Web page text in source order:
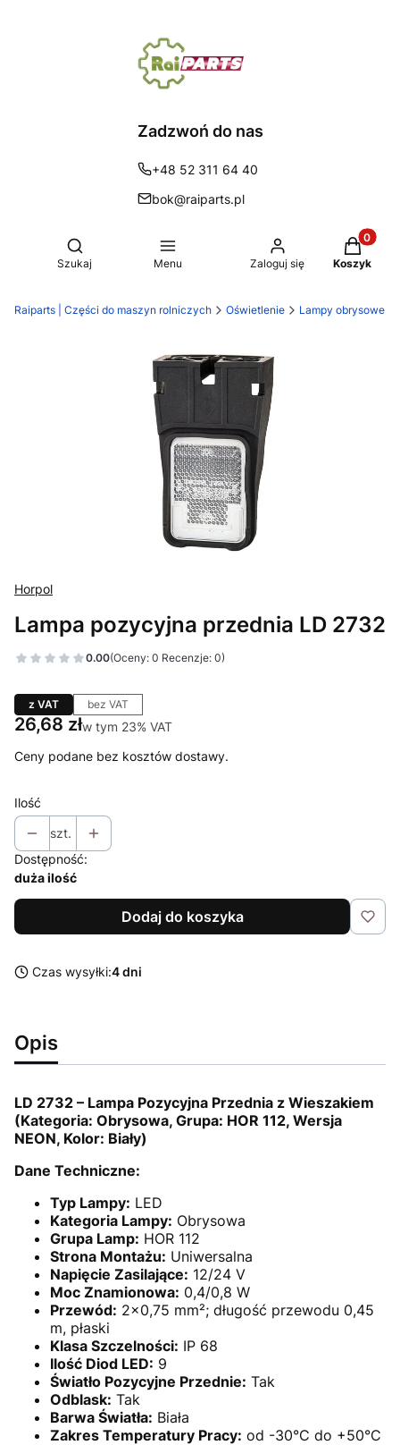
Zadzwoń do nas
+48 52 311 64 40
bok@raiparts.pl
Otwórz wyszukiwarkę
Szukaj Menu Zaloguj się Koszyk
Raiparts | Części do maszyn rolniczych Oświetlenie Lampy obrysowe
Horpol
Lampa pozycyjna przednia LD 2732
0.00(Oceny: 0 Recenzje: 0)
z VAT bez VAT
Cena
26,68 złw tym 23% VAT
w tym 23% VAT
Ceny podane bez kosztów dostawy.
Ilość
szt.
Dostępność:
duża ilość
Dodaj do koszyka
Czas wysyłki:4 dni
Opis
LD 2732 – Lampa Pozycyjna Przednia z Wieszakiem
(Kategoria: Obrysowa, Grupa: HOR 112, Wersja
NEON, Kolor: Biały)
Dane Techniczne:
Typ Lampy: LED
Kategoria Lampy: Obrysowa
Grupa Lamp: HOR 112
Strona Montażu: Uniwersalna
Napięcie Zasilające: 12/24 V
Moc Znamionowa: 0,4/0,8 W
Przewód: 2x0,75 mm²; długość przewodu 0,45
m, płaski
Klasa Szczelności: IP 68
Ilość Diod LED: 9
Światło Pozycyjne Przednie: Tak
Odblask: Tak
Barwa Światła: Biała
Zakres Temperatury Pracy: od -30°C do +50°C